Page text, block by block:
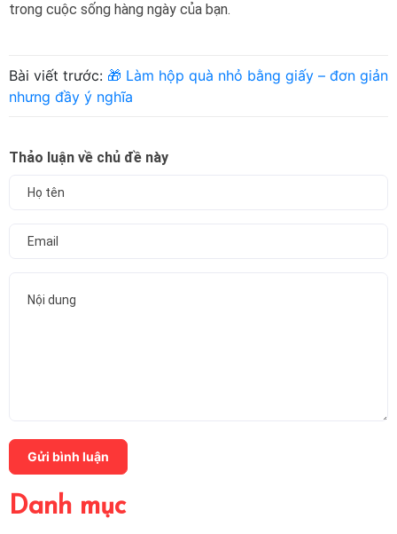
trong cuộc sống hàng ngày của bạn.
Bài viết trước: 🎁 Làm hộp quà nhỏ bằng giấy – đơn giản
nhưng đầy ý nghĩa
Thảo luận về chủ đề này
Gửi bình luận
Danh mục